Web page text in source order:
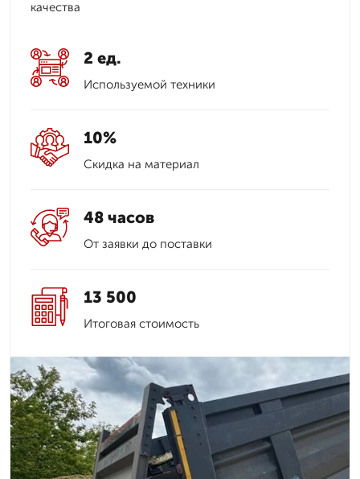
качества
2 ед.
Используемой техники
10%
Скидка на материал
48 часов
От заявки до поставки
13 500
Итоговая стоимость